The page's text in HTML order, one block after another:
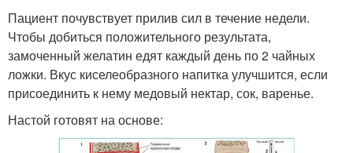
Пациент почувствует прилив сил в течение недели.
Чтобы добиться положительного результата,
замоченный желатин едят каждый день по 2 чайных
ложки. Вкус киселеобразного напитка улучшится, если
присоединить к нему медовый нектар, сок, варенье.
Настой готовят на основе: